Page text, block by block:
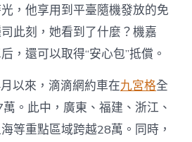
，他享用到平臺隨機發放的免
此刻，她看到了什麼？機嘉
，還可以取得“安心包”抵償。
以來，滴滴網約車在九宮格全
。此中，廣東、福建、浙江、
等重點區域跨越28萬。同時，